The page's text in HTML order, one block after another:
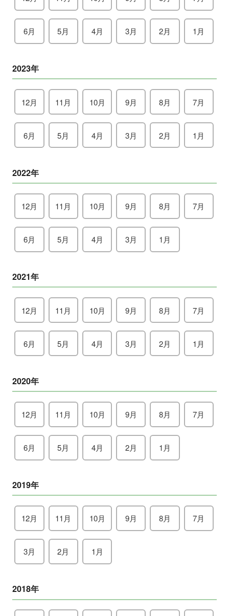
6月 5月 4月 3月 2月 1月
2023年
12月 11月 10月 9月 8月 7月
6月 5月 4月 3月 2月 1月
2022年
12月 11月 10月 9月 8月 7月
6月 5月 4月 3月 1月
2021年
12月 11月 10月 9月 8月 7月
6月 5月 4月 3月 2月 1月
2020年
12月 11月 10月 9月 8月 7月
6月 5月 4月 2月 1月
2019年
12月 11月 10月 9月 8月 7月
3月 2月 1月
2018年